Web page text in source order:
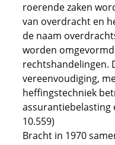
roerende zaken
van overdracht en
de naam
worden
rechtshandelingen.
vereenvoudiging,
heffingstechniek
assurantiebelasting
10.559)
Bracht in 1970